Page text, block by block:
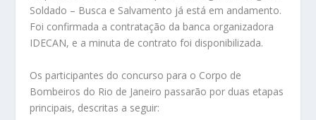
Soldado – Busca e Salvamento já está em andamento.
Foi confirmada a contratação da banca organizadora
IDECAN, e a minuta de contrato foi disponibilizada.
Os participantes do concurso para o Corpo de
Bombeiros do Rio de Janeiro passarão por duas etapas
principais, descritas a seguir: